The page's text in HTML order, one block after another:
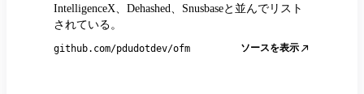
IntelligenceX、Dehashed、Snusbaseと並んでリスト
されている。
github.com/pdudotdev/ofm ソースを表示